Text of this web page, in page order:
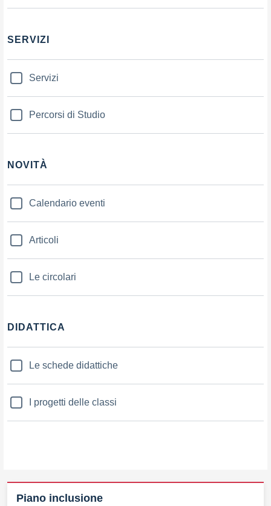
SERVIZI
Servizi
Percorsi di Studio
NOVITÀ
Calendario eventi
Articoli
Le circolari
DIDATTICA
Le schede didattiche
I progetti delle classi
Piano inclusione